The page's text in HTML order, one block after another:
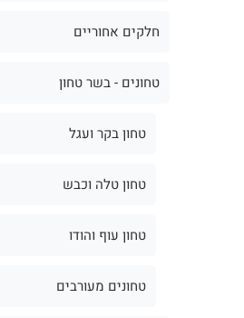
חלקים אחוריים
טחונים - בשר טחון
טחון בקר ועגל
טחון טלה וכבש
טחון עוף והודו
טחונים מעורבים